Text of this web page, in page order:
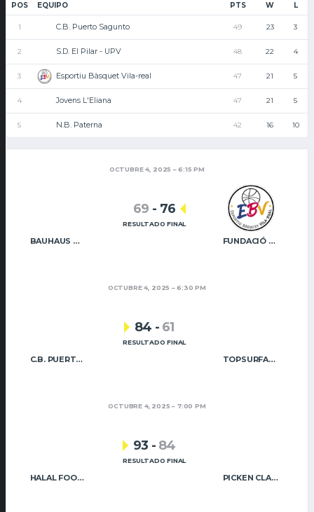
POS EQUIPO PTS W L
1 C.B. Puerto Sagunto 49 23 3
2 S.D. El Pilar - UPV 48 22 4
3 Esportiu Bàsquet Vila-real 47 21 5
4 Jovens L'Eliana 47 21 5
5 N.B. Paterna 42 16 10
OCTUBRE 4, 2025 6:15 PM
BAUHAUS GODELLA FUNDACIÓ CAIXA RURAL VILA-REAL
69 - 76
RESULTADO FINAL
OCTUBRE 4, 2025 6:30 PM
C.B. PUERTO SAGUNTO TOPSURFACE NB PATERNA
84 - 61
RESULTADO FINAL
OCTUBRE 4, 2025 7:00 PM
HALAL FOOD QUALITY UIXÓ BÀSQUET PICKEN CLARET
93 - 84
RESULTADO FINAL